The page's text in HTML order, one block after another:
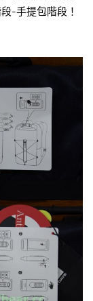
-手提包階段！